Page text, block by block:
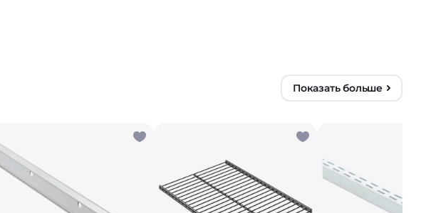
Показать больше